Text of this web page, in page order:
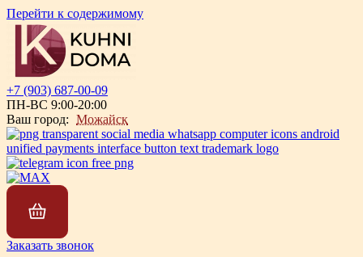
Перейти к содержимому
+7 (903) 687-00-09
ПН-ВС 9:00-20:00
Ваш город: Можайск
Заказать звонок